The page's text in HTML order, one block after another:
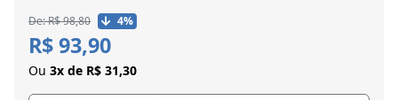
De: R$ 98,80 4%
R$ 93,90
Ou 3x de R$ 31,30